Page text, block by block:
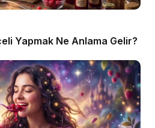
Yapmak Ne Anlama Gelir?